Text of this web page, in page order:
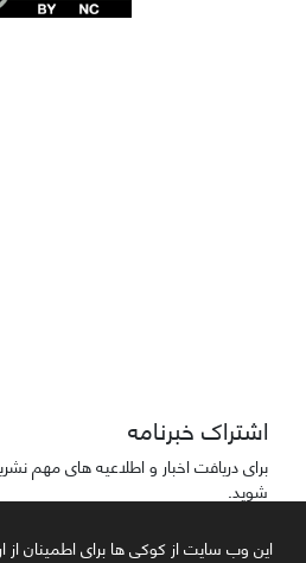
این وب سایت از کوکی ها برای اطمینان از
اشتراک خبرنامه
برای دریافت اخبار و اطلاعیه های مهم
شوید.